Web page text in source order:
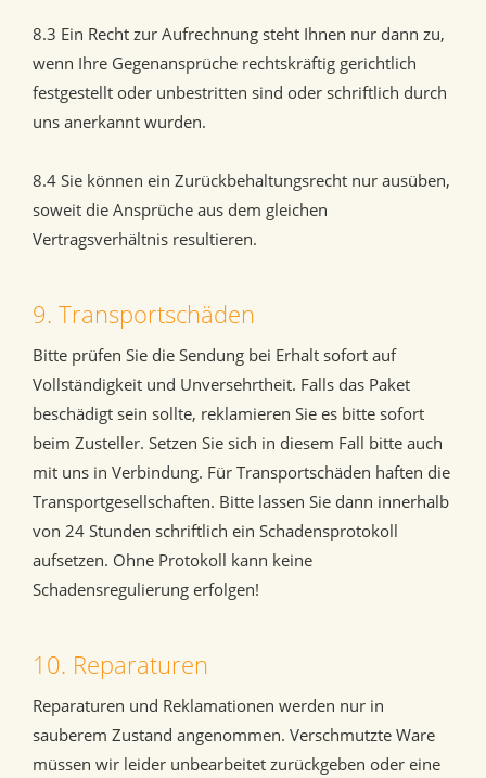
8.3 Ein Recht zur Aufrechnung steht Ihnen nur dann zu,
wenn Ihre Gegenansprüche rechtskräftig gerichtlich
festgestellt oder unbestritten sind oder schriftlich durch
uns anerkannt wurden.
8.4 Sie können ein Zurückbehaltungsrecht nur ausüben,
soweit die Ansprüche aus dem gleichen
Vertragsverhältnis resultieren.
9. Transportschäden
Bitte prüfen Sie die Sendung bei Erhalt sofort auf
Vollständigkeit und Unversehrtheit. Falls das Paket
beschädigt sein sollte, reklamieren Sie es bitte sofort
beim Zusteller. Setzen Sie sich in diesem Fall bitte auch
mit uns in Verbindung. Für Transportschäden haften die
Transportgesellschaften. Bitte lassen Sie dann innerhalb
von 24 Stunden schriftlich ein Schadensprotokoll
aufsetzen. Ohne Protokoll kann keine
Schadensregulierung erfolgen!
10. Reparaturen
Reparaturen und Reklamationen werden nur in
sauberem Zustand angenommen. Verschmutzte Ware
müssen wir leider unbearbeitet zurückgeben oder eine